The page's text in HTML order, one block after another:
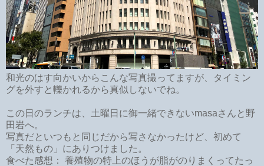
和光のはす向かいからこんな写真撮ってますが、タイミン
グを外すと轢かれるから真似しないでね。
この日のランチは、土曜日に御一緒できないmasaさんと野
田岩へ。
写真だといつもと同じだから写さなかったけど、初めて
「天然もの」にありつけました。
食べた感想： 養殖物の特上のほうが脂がのりまくってたっ